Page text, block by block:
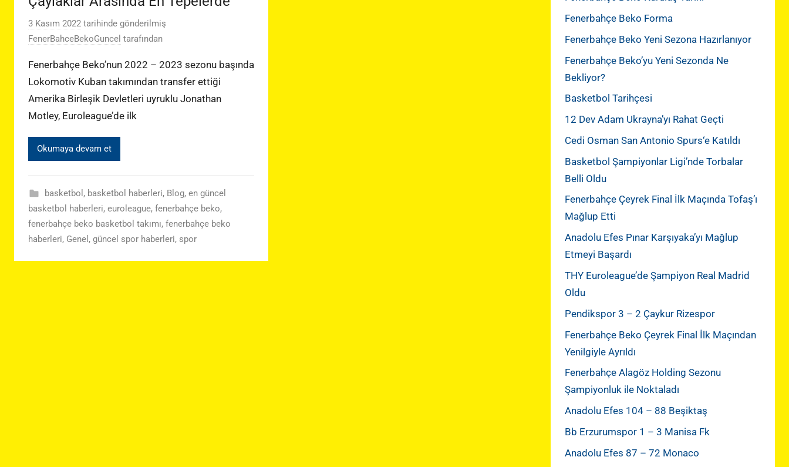
3 Kasım 2022 tarihinde gönderilmiş
FenerBahceBekoGuncel tarafından
Fenerbahçe Beko’nun 2022 – 2023 sezonu başında
Lokomotiv Kuban takımından transfer ettiği
Amerika Birleşik Devletleri uyruklu Jonathan
Motley, Euroleague’de ilk
Okumaya devam et
basketbol , basketbol haberleri, Blog, en güncel
basketbol haberleri, euroleague, fenerbahçe beko,
fenerbahçe beko basketbol takımı, fenerbahçe beko
haberleri, Genel , güncel spor haberleri, spor
Fenerbahçe Beko Forma
Fenerbahçe Beko Yeni Sezona Hazırlanıyor
Fenerbahçe Beko’yu Yeni Sezonda Ne
Bekliyor?
Basketbol Tarihçesi
12 Dev Adam Ukrayna’yı Rahat Geçti
Cedi Osman San Antonio Spurs‘e Katıldı
Basketbol Şampiyonlar Ligi’nde Torbalar
Belli Oldu
Fenerbahçe Çeyrek Final İlk Maçında Tofaş’ı
Mağlup Etti
Anadolu Efes Pınar Karşıyaka’yı Mağlup
Etmeyi Başardı
THY Euroleague’de Şampiyon Real Madrid
Oldu
Pendikspor 3 – 2 Çaykur Rizespor
Fenerbahçe Beko Çeyrek Final İlk Maçından
Yenilgiyle Ayrıldı
Fenerbahçe Alagöz Holding Sezonu
Şampiyonluk ile Noktaladı
Anadolu Efes 104 – 88 Beşiktaş
Bb Erzurumspor 1 – 3 Manisa Fk
Anadolu Efes 87 – 72 Monaco